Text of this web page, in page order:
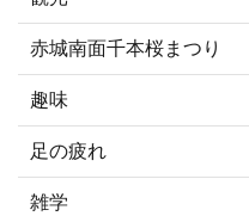
赤城南面千本桜まつり
趣味
足の疲れ
雑学